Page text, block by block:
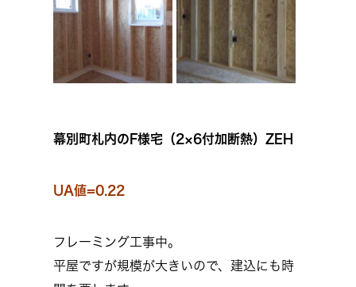
幕別町札内のF様宅（2×6付加断熱）ZEH
UA値=0.22
フレーミング工事中。
平屋ですが規模が大きいので、建込にも時